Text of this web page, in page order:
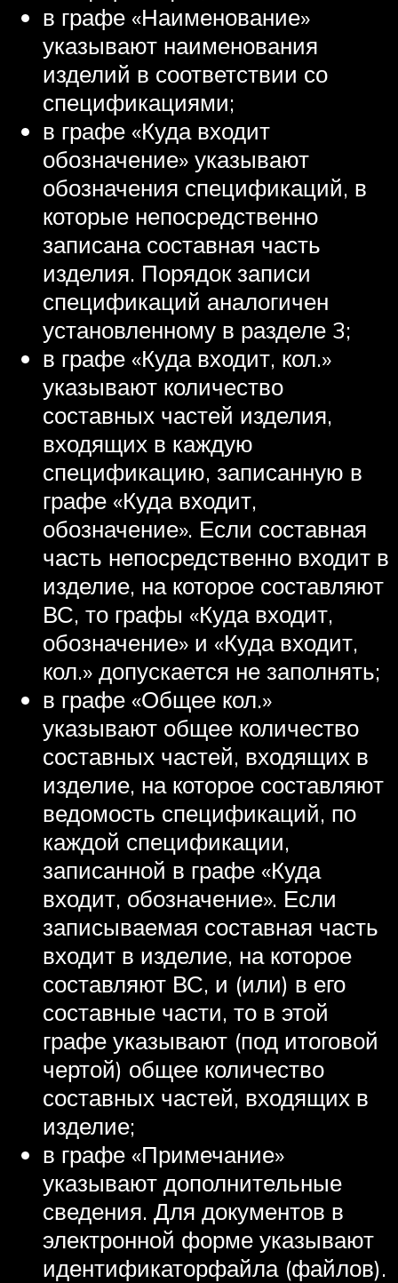
в графе «Наименование»
указывают наименования
изделий в соответствии со
спецификациями;
в графе «Куда входит
обозначение» указывают
обозначения спецификаций, в
которые непосредственно
записана составная часть
изделия. Порядок записи
спецификаций аналогичен
установленному в разделе 3;
в графе «Куда входит, кол.»
указывают количество
составных частей изделия,
входящих в каждую
спецификацию, записанную в
графе «Куда входит,
обозначение». Если составная
часть непосредственно входит в
изделие, на которое составляют
ВС, то графы «Куда входит,
обозначение» и «Куда входит,
кол.» допускается не заполнять;
в графе «Общее кол.»
указывают общее количество
составных частей, входящих в
изделие, на которое составляют
ведомость спецификаций, по
каждой спецификации,
записанной в графе «Куда
входит, обозначение». Если
записываемая составная часть
входит в изделие, на которое
составляют ВС, и (или) в его
составные части, то в этой
графе указывают (под итоговой
чертой) общее количество
составных частей, входящих в
изделие;
в графе «Примечание»
указывают дополнительные
сведения. Для документов в
электронной форме указывают
идентификаторфайла (файлов).